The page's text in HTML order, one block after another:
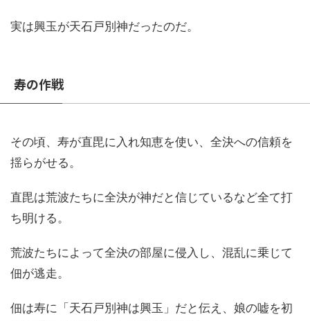
実は興玉が天石戸別神だったのだ。
寿の作戦
その頃、寿が直毘に入れ知恵を使い、全決への信頼を
揺らがせる。
直毘は荒波たちに全決が神だと信じているなど全て打
ち明ける。
荒波たちによって全決の部屋に侵入し、混乱に乗じて
佃が逃走。
佃は寿に「天石戸別神は興玉」だと伝え、娘の嘘を初